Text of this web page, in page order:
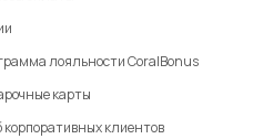
лояльности CoralBonus
карты
корпоративных клиентов